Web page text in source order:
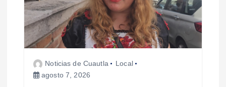
n
d
Noticias de Cuautla
Local
agosto 7, 2026